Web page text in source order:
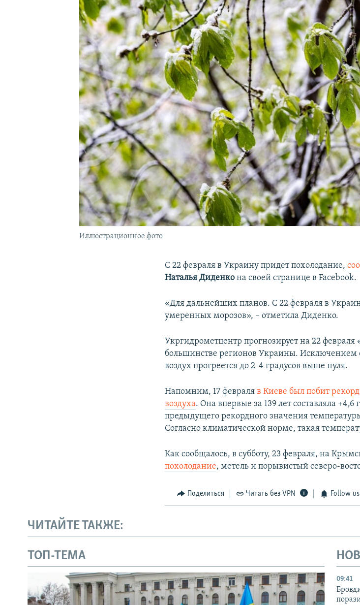
КРЫМ.НЕПОКОРЕННЫЙ
УКРАИНСКАЯ ПРОБЛЕМА КРЫМА
Иллюстрационное фото
С 22 февраля в Украину придет похолодание,
Наталья Диденко на своей странице в Facebook.
«Для дальнейших планов. С 22 февраля в
умеренных морозов», – отметила Диденко.
Укргидрометцентр прогнозирует на 22
большинстве регионов Украины. Исключением
воздух прогреется до 2-4 градусов выше нуля.
Напомним, 17 февраляв Киеве был побит
воздуха. Она впервые за 139 лет составляла
предыдущего рекордного значения температуры
Согласно климатической норме, такая
Как сообщалось, в субботу, 23 февраля, на
похолодание, метель и порывистый северо-
Поделиться Читать без VPN Follow us
ЧИТАЙТЕ ТАКЖЕ:
ТОП-ТЕМА
09:41